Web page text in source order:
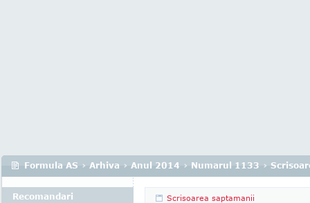
Formula AS › Arhiva › Anul 2014 › Numarul 1133 ›
Scrisoarea saptamanii
Recomandari